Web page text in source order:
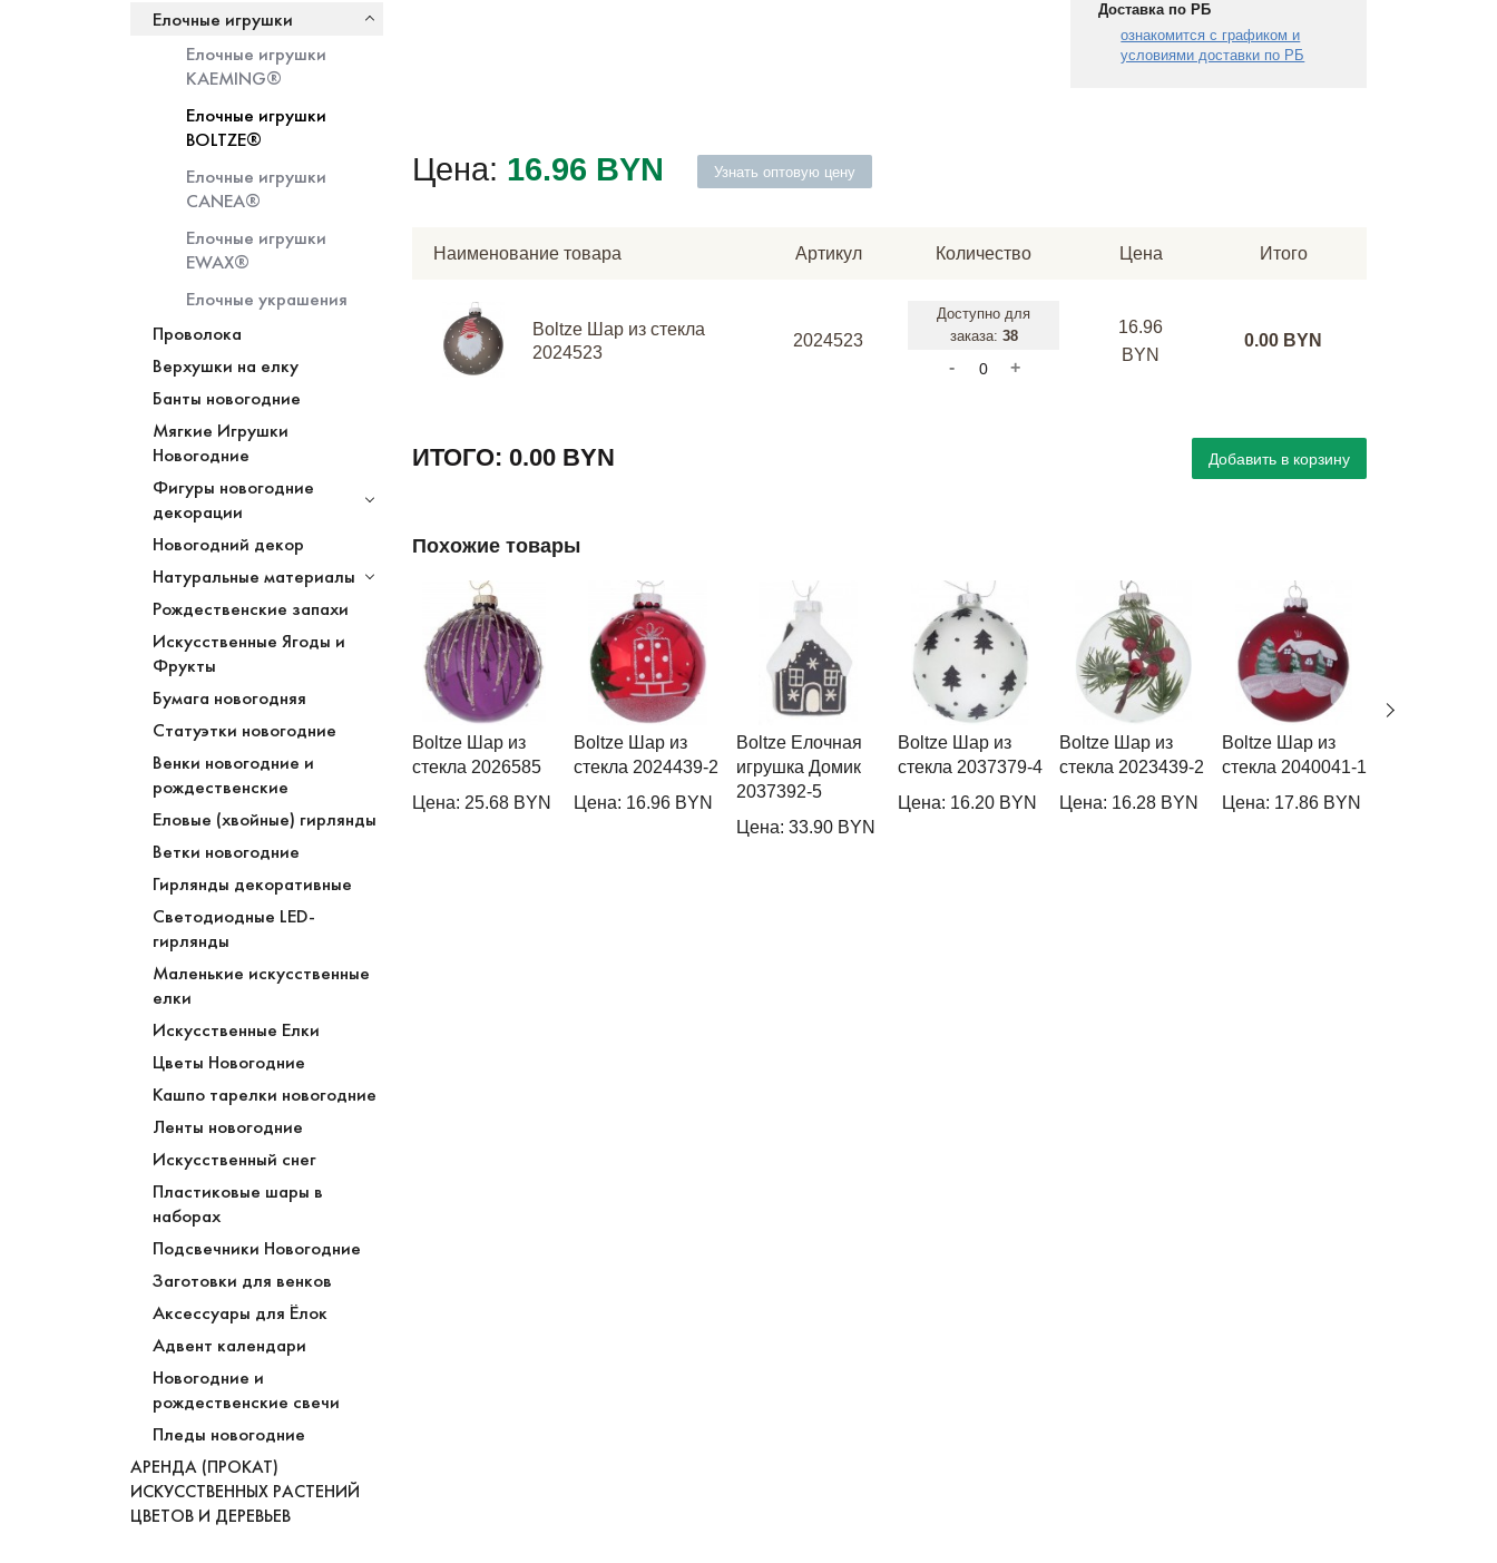
Елочные игрушки
Елочные игрушки
KAEMING®
Елочные игрушки
BOLTZE®
Елочные игрушки
CANEA®
Елочные игрушки
EWAX®
Елочные украшения
Проволока
Верхушки на елку
Банты новогодние
Мягкие Игрушки
Новогодние
Фигуры новогодние
декорации
Новогодний декор
Натуральные материалы
Рождественские запахи
Искусственные Ягоды и
Фрукты
Бумага новогодняя
Статуэтки новогодние
Венки новогодние и
рождественские
Еловые (хвойные) гирлянды
Ветки новогодние
Гирлянды декоративные
Cветодиодные LED-
гирлянды
Маленькие искусственные
елки
Искусственные Елки
Цветы Новогодние
Кашпо тарелки новогодние
Ленты новогодние
Искусственный снег
Пластиковые шары в
наборах
Подсвечники Новогодние
Заготовки для венков
Аксессуары для Ёлок
Адвент календари
Новогодние и
рождественские свечи
Пледы новогодние
АРЕНДА (ПРОКАТ)
ИСКУССТВЕННЫХ РАСТЕНИЙ
ЦВЕТОВ И ДЕРЕВЬЕВ
Доставка по РБ
ознакомится с графиком и
условиями доставки по РБ
Цена: 16.96 BYN Узнать оптовую цену
Наименование товара Артикул Количество Цена Итого
Boltze Шар из стекла
2024523
2024523
Доступно для
заказа: 38
- +
16.96
BYN
0.00 BYN
ИТОГО: 0.00 BYN
Похожие товары
Boltze Шар из
стекла 2026585
Цена: 25.68 BYN
Boltze Шар из
стекла 2024439-2
Цена: 16.96 BYN
Boltze Елочная
игрушка Домик
2037392-5
Цена: 33.90 BYN
Boltze Шар из
стекла 2037379-4
Цена: 16.20 BYN
Boltze Шар из
стекла 2023439-2
Цена: 16.28 BYN
Boltze Шар из
стекла 2040041-1
Цена: 17.86 BYN